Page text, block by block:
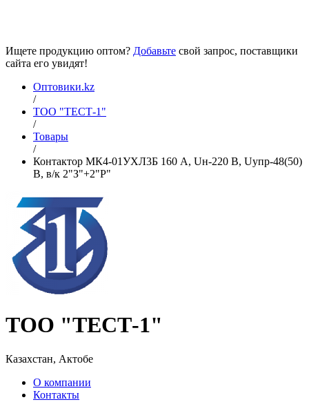
Ищете продукцию оптом? Добавьте свой запрос, поставщики
сайта его увидят!
Оптовики.kz
/
ТОО "ТЕСТ-1"
/
Товары
/
Контактор МК4-01УХЛ3Б 160 А, Uн-220 В, Uупр-48(50)
В, в/к 2"З"+2"Р"
ТОО "ТЕСТ-1"
Казахстан, Актобе
О компании
Контакты